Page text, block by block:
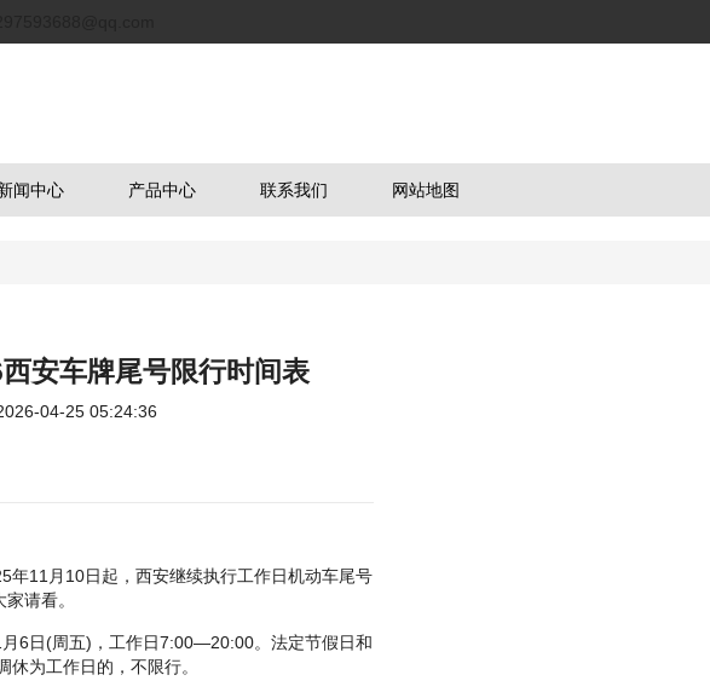
闻中心 产品中心 联系我们 网站地图
安车牌尾号限行时间表
04-25 05:24:36
11月10日起，西安继续执行工作日机动车尾号
请看。
日(周五)，工作日7:00—20:00。法定节假日和
为工作日的，不限行。